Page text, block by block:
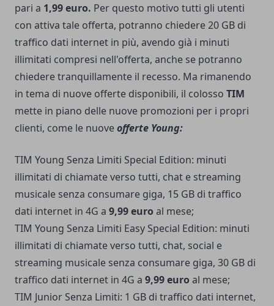
pari a 1,99 euro. Per questo motivo tutti gli utenti
con attiva tale offerta, potranno chiedere 20 GB di
traffico dati internet in più, avendo già i minuti
illimitati compresi nell'offerta, anche se potranno
chiedere tranquillamente il recesso. Ma rimanendo
in tema di nuove offerte disponibili, il colosso TIM
mette in piano delle nuove promozioni per i propri
clienti, come le nuoveofferte Young:
TIM Young Senza Limiti Special Edition: minuti
illimitati di chiamate verso tutti, chat e streaming
musicale senza consumare giga, 15 GB di traffico
dati internet in 4G a 9,99 euro al mese;
TIM Young Senza Limiti Easy Special Edition: minuti
illimitati di chiamate verso tutti, chat, social e
streaming musicale senza consumare giga, 30 GB di
traffico dati internet in 4G a 9,99 euro al mese;
TIM Junior Senza Limiti: 1 GB di traffico dati internet,